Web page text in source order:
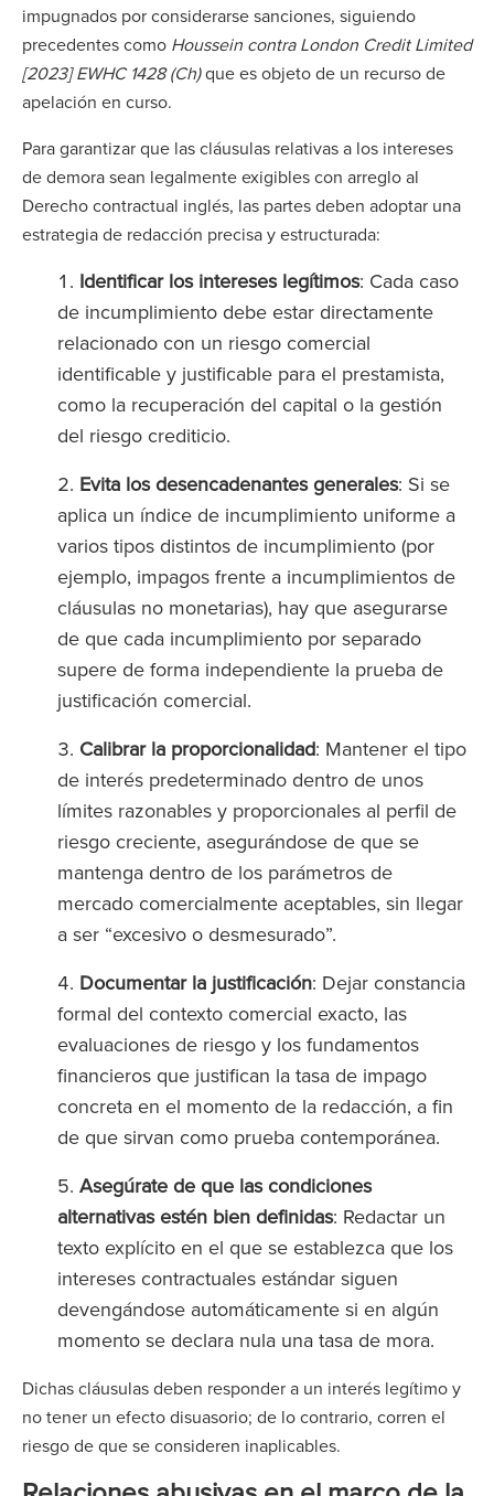
impugnados por considerarse sanciones, siguiendo
precedentes como Houssein contra London Credit Limited
[2023] EWHC 1428 (Ch)que es objeto de un recurso de
apelación en curso.
Para garantizar que las cláusulas relativas a los intereses
de demora sean legalmente exigibles con arreglo al
Derecho contractual inglés, las partes deben adoptar una
estrategia de redacción precisa y estructurada:
Identificar los intereses legítimos: Cada caso
de incumplimiento debe estar directamente
relacionado con un riesgo comercial
identificable y justificable para el prestamista,
como la recuperación del capital o la gestión
del riesgo crediticio.
Evita los desencadenantes generales: Si se
aplica un índice de incumplimiento uniforme a
varios tipos distintos de incumplimiento (por
ejemplo, impagos frente a incumplimientos de
cláusulas no monetarias), hay que asegurarse
de que cada incumplimiento por separado
supere de forma independiente la prueba de
justificación comercial.
Calibrar la proporcionalidad: Mantener el tipo
de interés predeterminado dentro de unos
límites razonables y proporcionales al perfil de
riesgo creciente, asegurándose de que se
mantenga dentro de los parámetros de
mercado comercialmente aceptables, sin llegar
a ser “excesivo o desmesurado”.
Documentar la justificación: Dejar constancia
formal del contexto comercial exacto, las
evaluaciones de riesgo y los fundamentos
financieros que justifican la tasa de impago
concreta en el momento de la redacción, a fin
de que sirvan como prueba contemporánea.
Asegúrate de que las condiciones
alternativas estén bien definidas: Redactar un
texto explícito en el que se establezca que los
intereses contractuales estándar siguen
devengándose automáticamente si en algún
momento se declara nula una tasa de mora.
Dichas cláusulas deben responder a un interés legítimo y
no tener un efecto disuasorio; de lo contrario, corren el
riesgo de que se consideren inaplicables.